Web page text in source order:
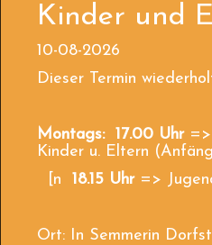
Kinder und
10-08-2026
Dieser Termin
Montags: 17.00 Uhr=>
Kinder u. Eltern
[n 18.15 Uhr=>
Ort: In Semmerin